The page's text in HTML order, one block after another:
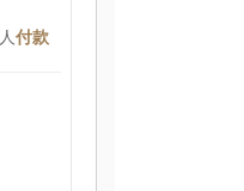
人付款